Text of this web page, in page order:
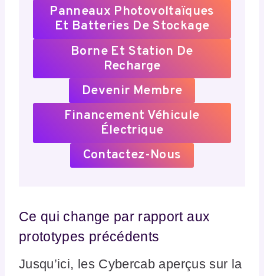
Panneaux Photovoltaïques
Et Batteries De Stockage
Borne Et Station De
Recharge
Devenir Membre
Financement Véhicule
Électrique
Contactez-Nous
Ce qui change par rapport aux
prototypes précédents
Jusqu’ici, les Cybercab aperçus sur la